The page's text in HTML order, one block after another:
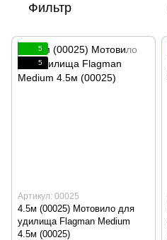
Фильтр
5
5
Артикул: 00025
4.5м (00025) Мотовило для
удилища Flagman Medium
4.5м (00025)